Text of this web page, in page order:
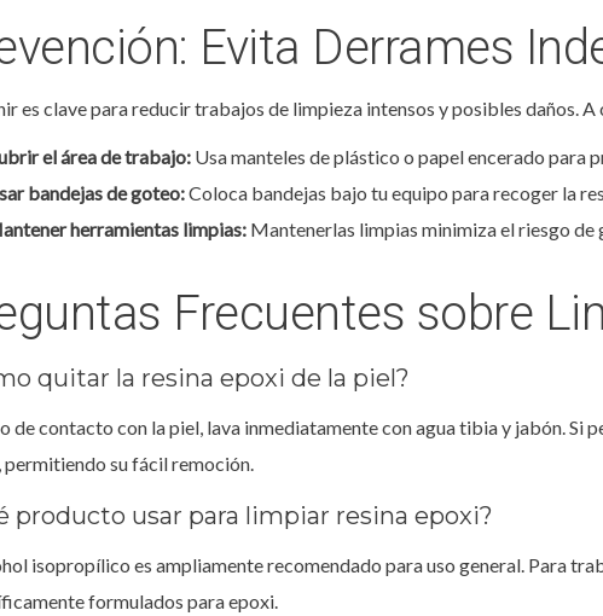
Evita Derrames
es clave para reducir trabajos de limpieza intensos y posibles daños.
el área de trabajo: Usa manteles de plástico o papel encerado para
bandejas de goteo:Coloca bandejas bajo tu equipo para recoger la
herramientas limpias: Mantenerlas limpias minimiza el riesgo de
Frecuentes sobre
quitar la resina epoxi de la piel?
de contacto con la piel, lava inmediatamente con agua tibia y jabón.
permitiendo su fácil remoción.
producto usar para limpiar resina epoxi?
isopropílico es ampliamente recomendado para uso general. Para
formulados para epoxi.